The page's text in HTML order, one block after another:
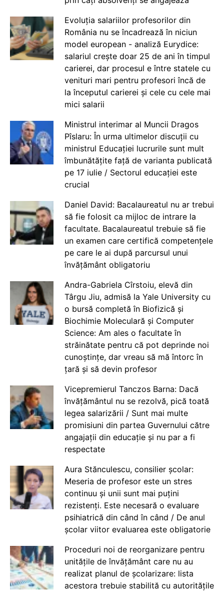
Evoluția salariilor profesorilor din
România nu se încadrează în niciun
model european - analiză Eurydice:
salariul crește doar 25 de ani în timpul
carierei, dar procesul e între statele cu
venituri mari pentru profesori încă de
la începutul carierei și cele cu cele mai
mici salarii
Ministrul interimar al Muncii Dragos
Pîslaru: În urma ultimelor discuții cu
ministrul Educației lucrurile sunt mult
îmbunătățite față de varianta publicată
pe 17 iulie / Sectorul educației este
crucial
Daniel David: Bacalaureatul nu ar trebui
să fie folosit ca mijloc de intrare la
facultate. Bacalaureatul trebuie să fie
un examen care certifică competențele
pe care le ai după parcursul unui
învățământ obligatoriu
Andra-Gabriela Cîrstoiu, elevă din
Târgu Jiu, admisă la Yale University cu
o bursă completă în Biofizică și
Biochimie Moleculară și Computer
Science: Am ales o facultate în
străinătate pentru că pot deprinde noi
cunoștințe, dar vreau să mă întorc în
țară și să devin profesor
Vicepremierul Tanczos Barna: Dacă
învățământul nu se rezolvă, pică toată
legea salarizării / Sunt mai multe
promisiuni din partea Guvernului către
angajații din educație și nu par a fi
respectate
Aura Stănculescu, consilier școlar:
Meseria de profesor este un stres
continuu și unii sunt mai puțini
rezistenți. Este necesară o evaluare
psihiatrică din când în când / De anul
școlar viitor evaluarea este obligatorie
Proceduri noi de reorganizare pentru
unitățile de învățământ care nu au
realizat planul de școlarizare: lista
acestora trebuie stabilită cu autoritățile